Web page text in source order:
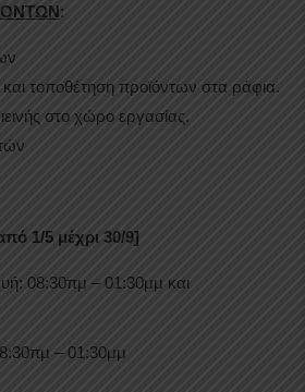
:
τοποθέτηση προϊόντων στα ράφια.
στο χώρο εργασίας.
1/5 μέχρι 30/9]
08:30πμ – 01:30μμ και
– 01:30μμ